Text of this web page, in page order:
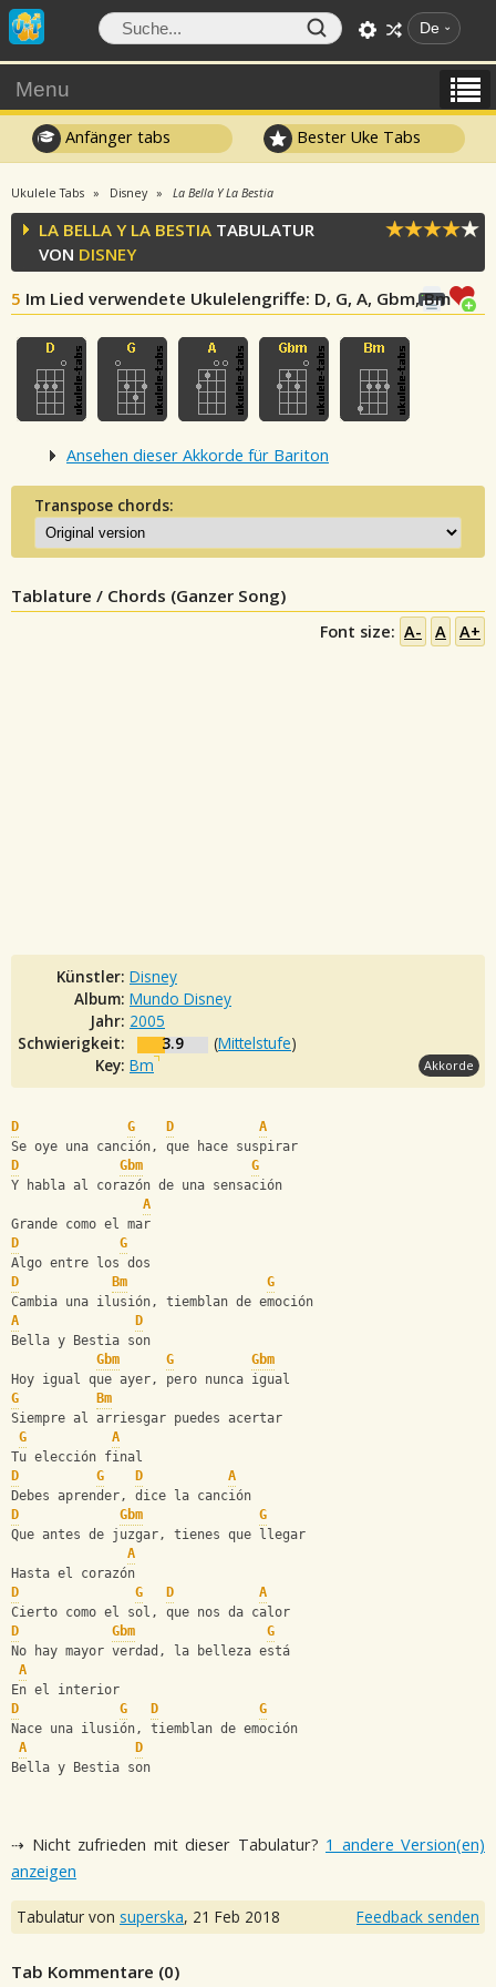
De
Menu
Anfänger tabs Bester Uke Tabs
Ukulele Tabs Disney La Bella Y La Bestia
LA BELLA Y LA BESTIA TABULATUR
VON DISNEY
5 Im Lied verwendete Ukulelengriffe: D, G, A, Gbm, Bm
Ansehen dieser Akkorde für Bariton
Transpose chords:
Tablature / Chords (Ganzer Song)
Font size: A- A A+
Künstler: Disney
Album: Mundo Disney
Jahr: 2005
Schwierigkeit:
3.9 (Mittelstufe)
Key: Bm Akkorde
D G D
A
Se oye una canción, que hace suspirar
D
Gbm
G
Y habla al corazón de una sensación
A
Grande como el mar
D
G
Algo entre los dos
D
Bm
G
Cambia una ilusión, tiemblan de emoción
A
D
Bella y Bestia son
Gbm
G
Gbm
Hoy igual que ayer, pero nunca igual
G
Bm
Siempre al arriesgar puedes acertar
G
A
Tu elección final
D
G D
A
Debes aprender, dice la canción
D
Gbm
G
Que antes de juzgar, tienes que llegar
A
Hasta el corazón
D
G D
A
Cierto como el sol, que nos da calor
D
Gbm
G
No hay mayor verdad, la belleza está
A
En el interior
D
G D
G
Nace una ilusión, tiemblan de emoción
A
D
Bella y Bestia son
⇢ Nicht zufrieden mit dieser Tabulatur? 1 andere Version(en)
anzeigen
Tabulatur von superska, 21 Feb 2018 Feedback senden
Tab Kommentare (0)